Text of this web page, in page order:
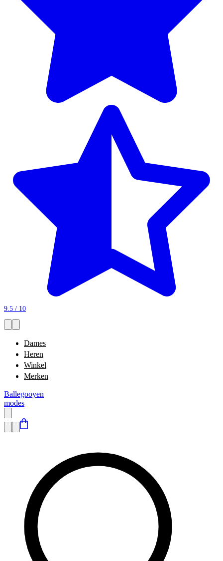
9.5 / 10
Dames
Heren
Winkel
Merken
Ballegooyen
modes